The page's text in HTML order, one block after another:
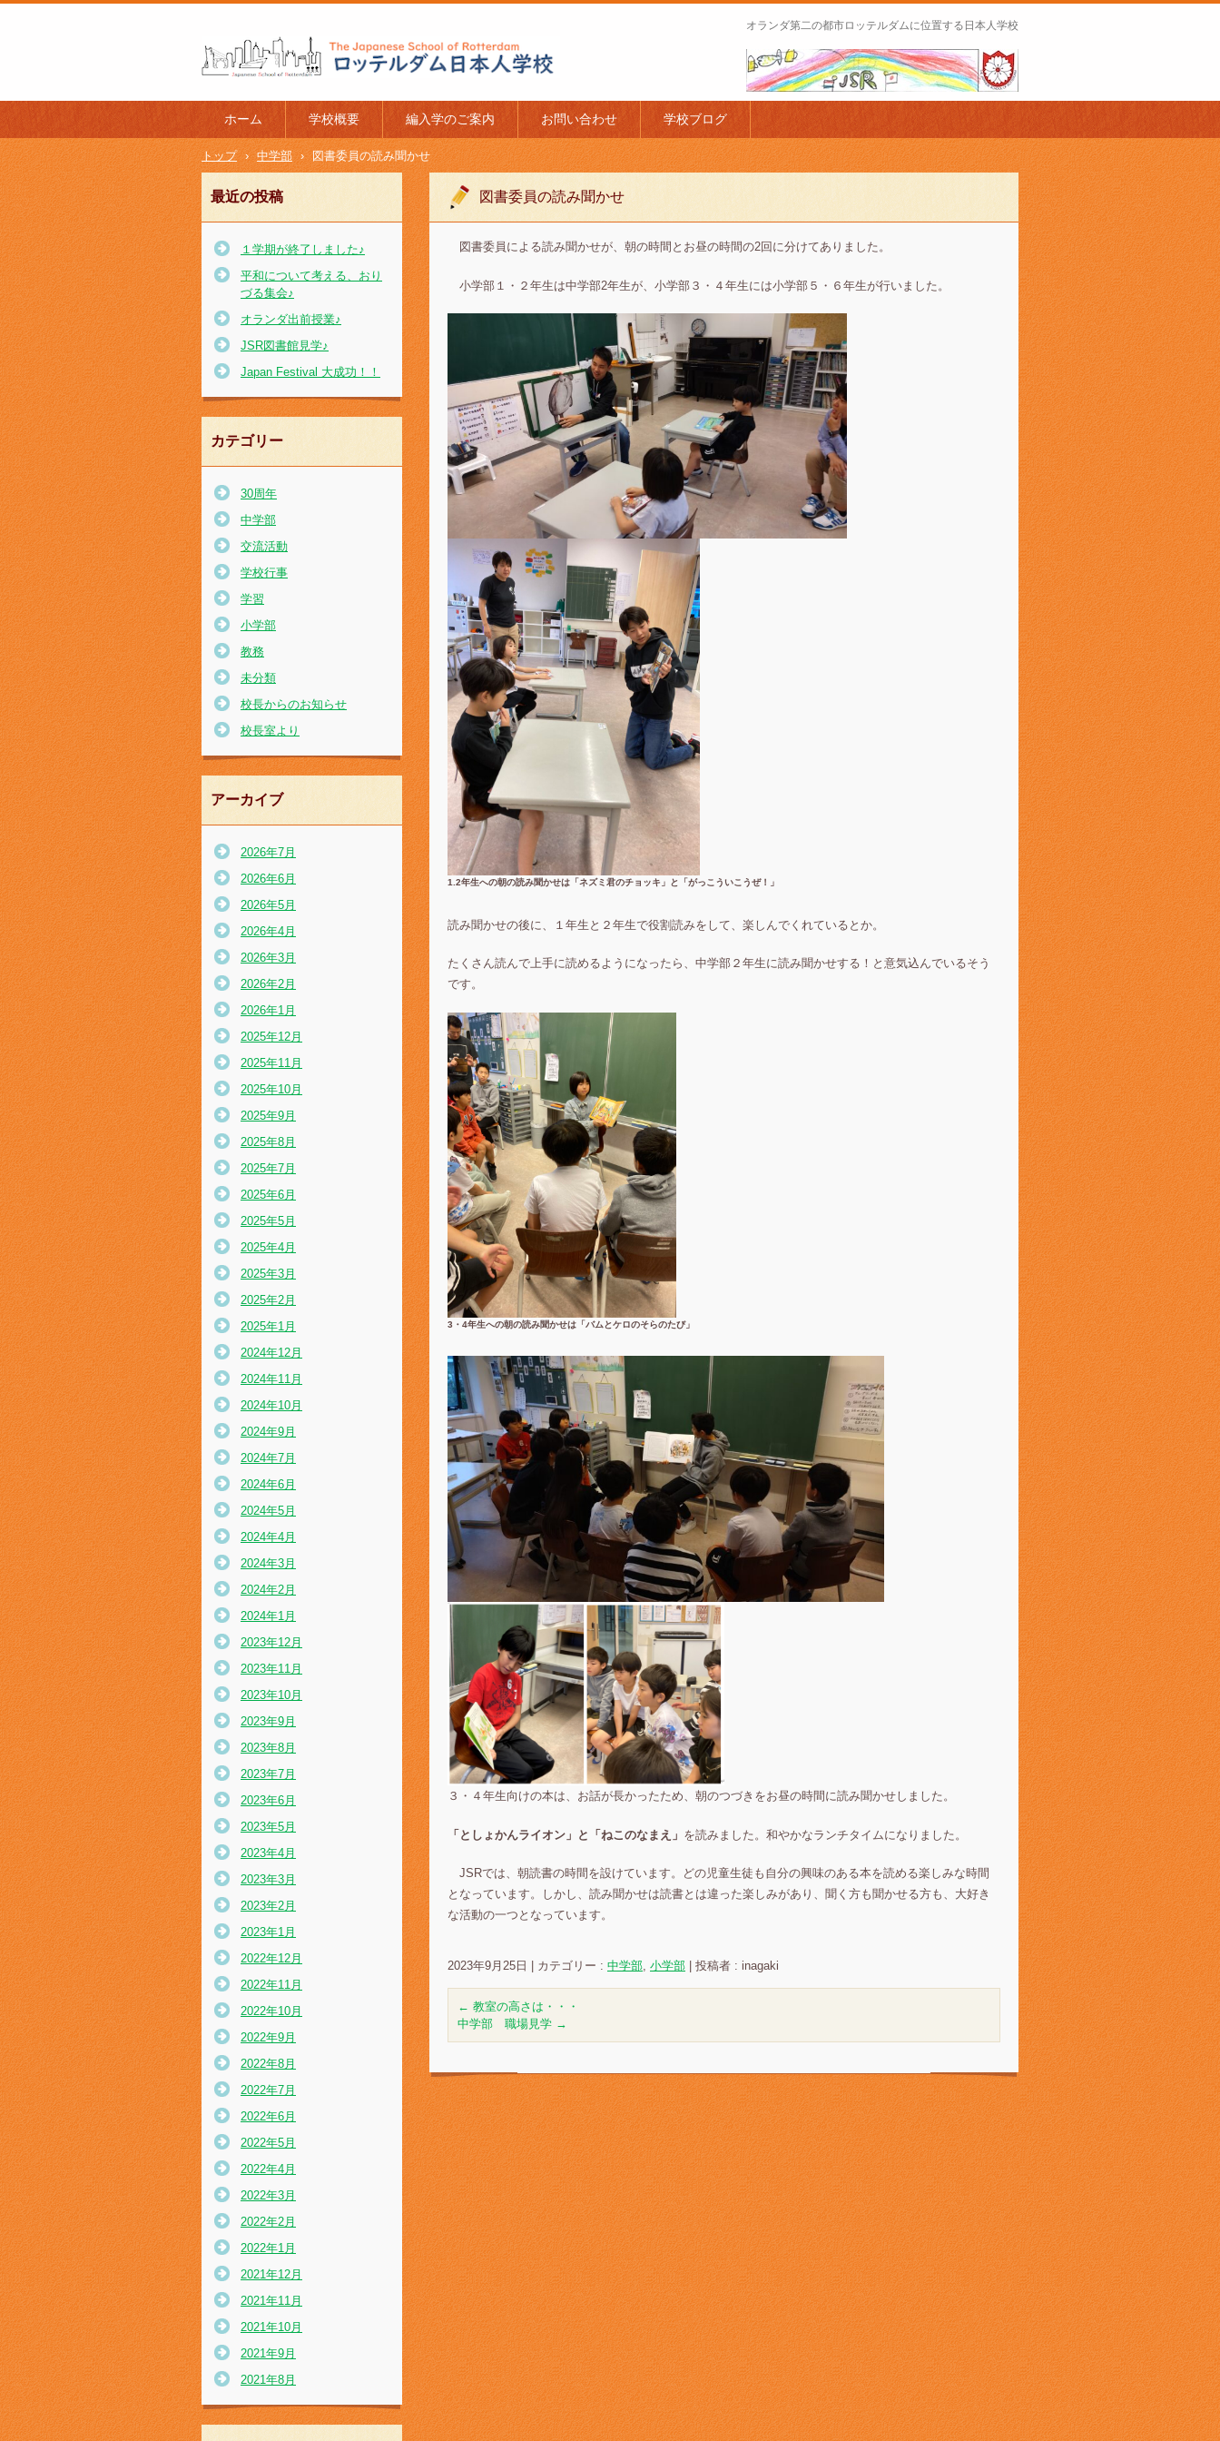
l of Rotterdam
オランダ第二の都市ロッテルダムに位置する日本人学校
ホーム 学校概要 編入学のご案内 お問い合わせ 学校ブログ
トップ › 中学部 › 図書委員の読み聞かせ
図書委員の読み聞かせ
図書委員による読み聞かせが、朝の時間とお昼の時間の2回に分けてありました。
小学部１・２年生は中学部2年生が、小学部３・４年生には小学部５・６年生が行いました。
1.2年生への朝の読み聞かせは「ネズミ君のチョッキ」と「がっこういこうぜ！」
読み聞かせの後に、１年生と２年生で役割読みをして、楽しんでくれているとか。
たくさん読んで上手に読めるようになったら、中学部２年生に読み聞かせする！と意気込んでいるそう
です。
3・4年生への朝の読み聞かせは「バムとケロのそらのたび」
３・４年生向けの本は、お話が長かったため、朝のつづきをお昼の時間に読み聞かせしました。
「としょかんライオン」と「ねこのなまえ」 を読みました。和やかなランチタイムになりました。
JSRでは、朝読書の時間を設けています。どの児童生徒も自分の興味のある本を読める楽しみな時間
となっています。しかし、読み聞かせは読書とは違った楽しみがあり、聞く方も聞かせる方も、大好き
な活動の一つとなっています。
2023年9月25日 | カテゴリー : 中学部 小学部 | 投稿者 : inagaki
← 教室の高さは・・・
中学部 職場見学 →
最近の投稿
１学期が終了しました♪
平和について考える、おり
づる集会♪
オランダ出前授業♪
JSR図書館見学♪
Japan Festival 大成功！！
カテゴリー
30周年
中学部
交流活動
学校行事
学習
小学部
教務
未分類
校長からのお知らせ
校長室より
アーカイブ
2026年7月
2026年6月
2026年5月
2026年4月
2026年3月
2026年2月
2026年1月
2025年12月
2025年11月
2025年10月
2025年9月
2025年8月
2025年7月
2025年6月
2025年5月
2025年4月
2025年3月
2025年2月
2025年1月
2024年12月
2024年11月
2024年10月
2024年9月
2024年7月
2024年6月
2024年5月
2024年4月
2024年3月
2024年2月
2024年1月
2023年12月
2023年11月
2023年10月
2023年9月
2023年8月
2023年7月
2023年6月
2023年5月
2023年4月
2023年3月
2023年2月
2023年1月
2022年12月
2022年11月
2022年10月
2022年9月
2022年8月
2022年7月
2022年6月
2022年5月
2022年4月
2022年3月
2022年2月
2022年1月
2021年12月
2021年11月
2021年10月
2021年9月
2021年8月